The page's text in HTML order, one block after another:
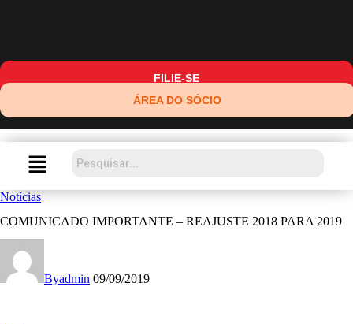
FILIE-SE
ÁREA DO SÓCIO
Notícias
COMUNICADO IMPORTANTE – REAJUSTE 2018 PARA 2019
Byadmin 09/09/2019